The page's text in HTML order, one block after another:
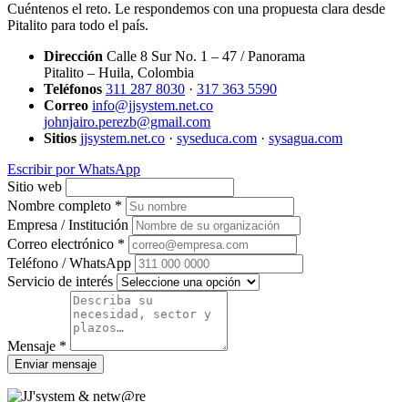
Cuéntenos el reto. Le respondemos con una propuesta clara desde
Pitalito para todo el país.
Dirección Calle 8 Sur No. 1 – 47 / Panorama
Pitalito – Huila, Colombia
Teléfonos 311 287 8030 · 317 363 5590
Correo info@jjsystem.net.co
johnjairo.perezb@gmail.com
Sitios jjsystem.net.co · syseduca.com · sysagua.com
Escribir por WhatsApp
Sitio web
Nombre completo *
Empresa / Institución
Correo electrónico *
Teléfono / WhatsApp
Servicio de interés
Mensaje *
Enviar mensaje